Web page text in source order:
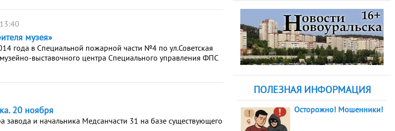
музея»
года в Специальной пожарной части №4 по ул.Советская
выставочного центра Специального управления ФПС
20 ноября
и начальника Медсанчасти 31 на базе существующего
ПОЛЕЗНАЯ ИНФОРМАЦИЯ
Осторожно! Мошенники!